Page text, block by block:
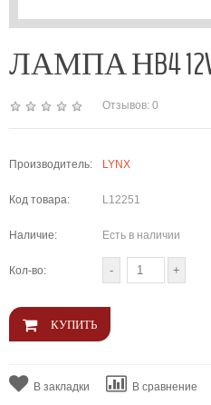
ЛАМПА НB4 12V
Отзывов: 0
Производитель: LYNX
Код товара: L12251
Наличие: Есть в наличии
Кол-во:
В закладки В сравнение